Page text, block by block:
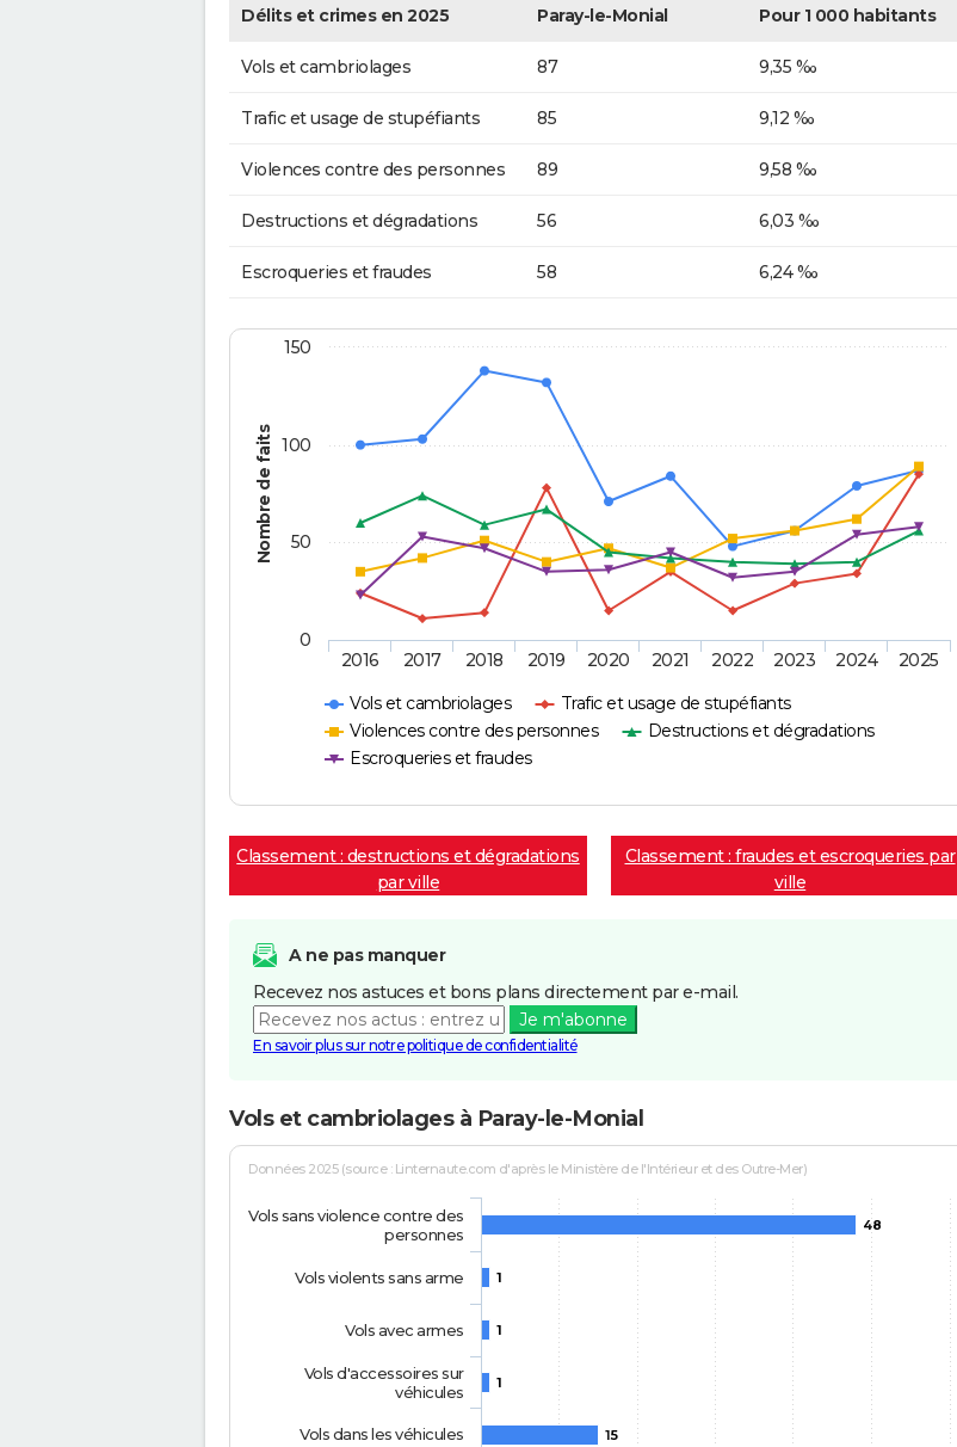
Délits et crimes en 2025 Paray-le-Monial Pour 1 000 habitants
Vols et cambriolages 87 9,35 ‰
Trafic et usage de stupéfiants 85 9,12 ‰
Violences contre des personnes 89 9,58 ‰
Destructions et dégradations 56 6,03 ‰
Escroqueries et fraudes 58 6,24 ‰
Nombre de faits
Vols et cambriolages
Trafic et usage de stupéfiants
Violences contre des personnes
Destructions et dégradations
Escroqueries et fraudes
2016 2017 2018 2019 2020 2021 2022 2023 2024 2025
0
50
100
150
Classement : destructions et dégradations
par ville
Classement : fraudes et escroqueries par
ville
A ne pas manquer
Recevez nos astuces et bons plans directement par e-mail.
Je m'abonne
En savoir plus sur notre politique de confidentialité
Vols et cambriolages à Paray-le-Monial
Données 2025 (source : Linternaute.com d'après le Ministère de l'Intérieur et des Outre-Mer)
48
1
1
1
15
Vols sans violence contre des
personnes
Vols violents sans arme
Vols avec armes
Vols d'accessoires sur
véhicules
Vols dans les véhicules